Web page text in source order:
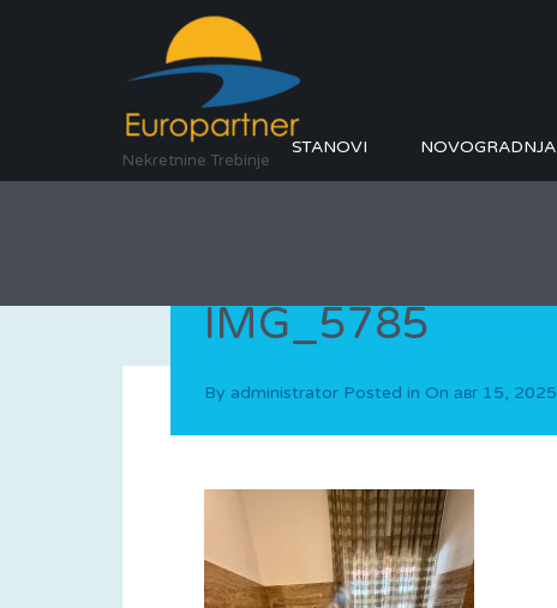
Nekretnine Trebinje
STANOVI NOVOGRADNJA
IMG_5785
By administrator Posted in On авг 15, 2025